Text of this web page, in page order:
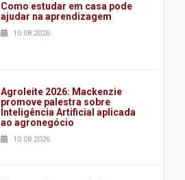
Como estudar em casa pode
ajudar na aprendizagem
10.08.2026
Agroleite 2026: Mackenzie
promove palestra sobre
Inteligência Artificial aplicada
ao agronegócio
10.08.2026